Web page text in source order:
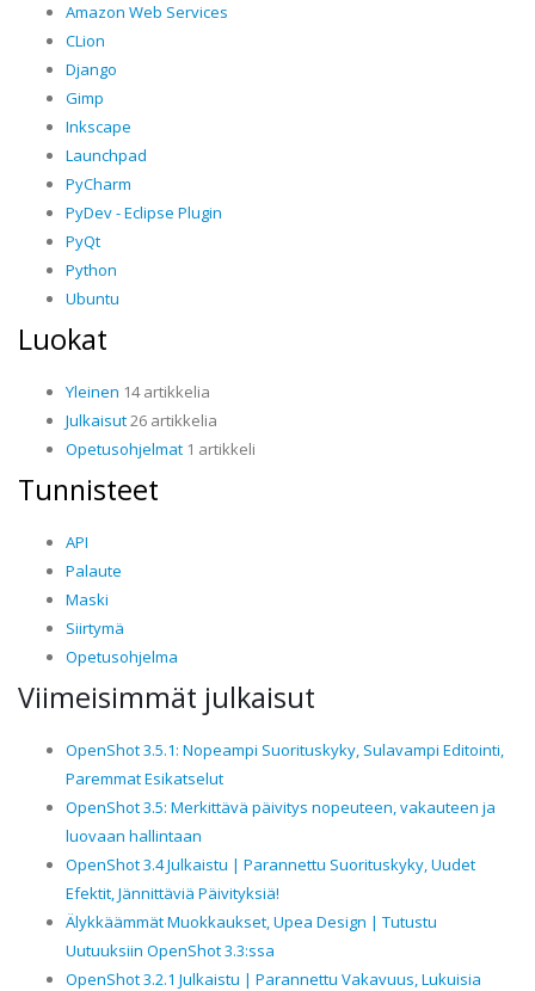
Amazon Web Services
CLion
Django
Gimp
Inkscape
Launchpad
PyCharm
PyDev - Eclipse Plugin
PyQt
Python
Ubuntu
Luokat
Yleinen 14 artikkelia
Julkaisut26 artikkelia
Opetusohjelmat 1 artikkeli
Tunnisteet
API
Palaute
Maski
Siirtymä
Opetusohjelma
Viimeisimmät julkaisut
OpenShot 3.5.1: Nopeampi Suorituskyky, Sulavampi Editointi,
Paremmat Esikatselut
OpenShot 3.5: Merkittävä päivitys nopeuteen, vakauteen ja
luovaan hallintaan
OpenShot 3.4 Julkaistu | Parannettu Suorituskyky, Uudet
Efektit, Jännittäviä Päivityksiä!
Älykkäämmät Muokkaukset, Upea Design | Tutustu
Uutuuksiin OpenShot 3.3:ssa
OpenShot 3.2.1 Julkaistu | Parannettu Vakavuus, Lukuisia